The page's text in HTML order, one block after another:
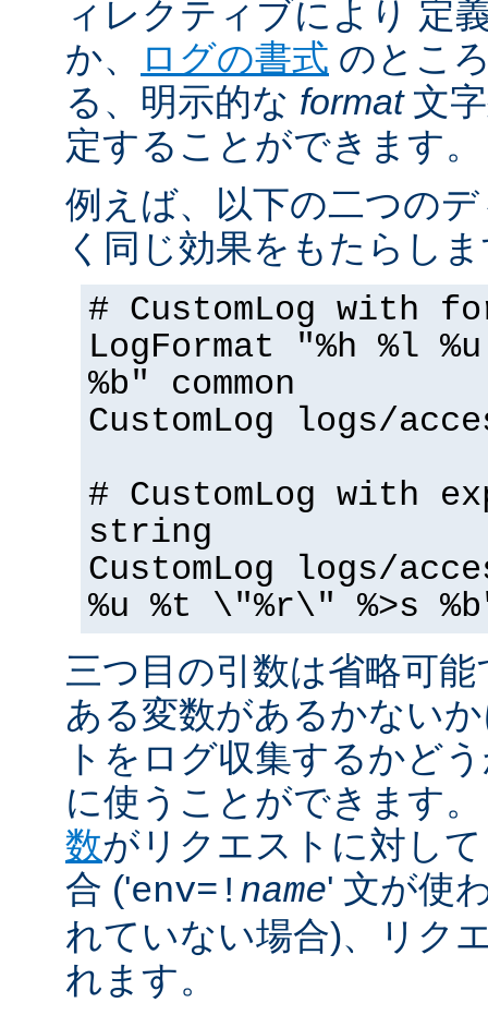
ィレクティブにより 定
か、
ログの書式 のとこ
る、明示的な format文
定することができます。
例えば、以下の二つの
く同じ効果をもたらし
# CustomLog with
LogFormat "%h %l
%b" common
CustomLog logs/
# CustomLog with
string
CustomLog logs/
%u %t \"%r\" %>s
三つ目の引数は省略可
ある変数があるかない
トをログ収集するかど
に使うことができます
数がリクエストに対し
合 ('env=! name' 文が使
れていない場合)、リク
れます。